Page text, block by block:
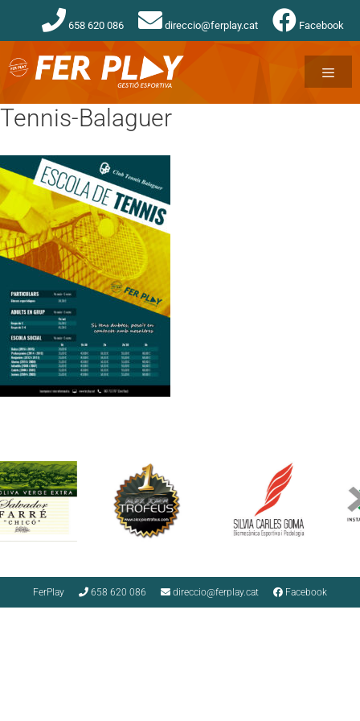
658 620 086 direccio@ferplay.cat Facebook
Tennis-Balaguer
FerPlay 658 620 086 direccio@ferplay.cat Facebook